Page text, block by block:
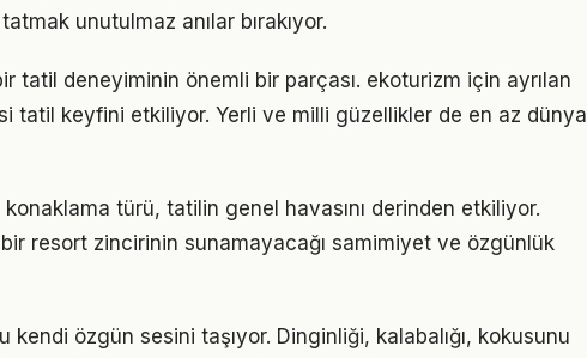
unutulmaz anılar bırakıyor.
tatil deneyiminin önemli bir parçası. ekoturizm için ayrılan
tatil keyfini etkiliyor. Yerli ve milli güzellikler de en az dünya
türü, tatilin genel havasını derinden etkiliyor.
resort zincirinin sunamayacağı samimiyet ve özgünlük
özgün sesini taşıyor. Dinginliği, kalabalığı, kokusunu